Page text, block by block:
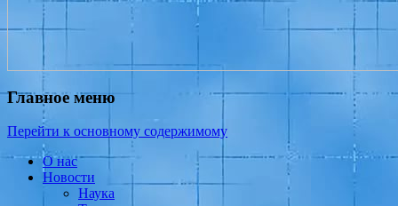
Главное меню
Перейти к основному содержимому
О нас
Новости
Наука